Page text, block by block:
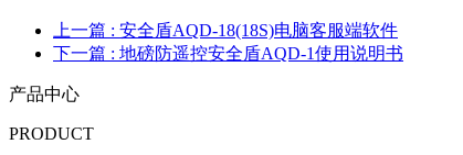
上一篇 : 安全盾AQD-18(18S)电脑客服端软件
下一篇 : 地磅防遥控安全盾AQD-1使用说明书
产品中心
PRODUCT